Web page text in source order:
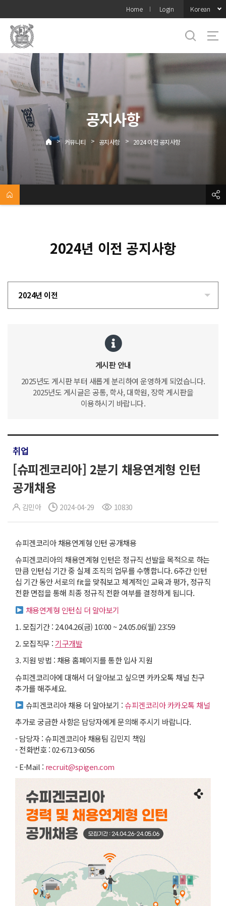
메뉴
Home Login Korean
공지사항
> 커뮤니티 > 공지사항 > 2024 이전 공지사항
2024년 이전 공지사항
2024년 이전
게시판 안내
2025년도 게시판 부터 새롭게 분리하여 운영하게 되었습니다.
2025년도 게시글은 공통, 학사, 대학원, 장학 게시판을
이용하시기 바랍니다.
취업
[슈피겐코리아] 2분기 채용연계형 인턴
공개채용
김민아 2024-04-29 10830
슈피겐코리아 채용연계형 인턴 공개채용
슈피겐코리아의 채용연계형 인턴은 정규직 선발을 목적으로 하는
만큼 인턴십 기간 중 실제 조직의 업무를 수행합니다. 6주간 인턴
십 기간 동안 서로의 fit을 맞춰보고 체계적인 교육과 평가, 정규직
전환 면접을 통해 최종 정규직 전환 여부를 결정하게 됩니다.
채용연계형 인턴십 더 알아보기
1. 모집기간 : 24.04.26(금) 10:00 ~ 24.05.06(월) 23:59
2. 모집직무 :기구개발
3. 지원 방법 : 채용 홈페이지를 통한 입사 지원
슈피겐코리아에 대해서 더 알아보고 싶으면 카카오톡 채널 친구
추가를 해주세요.
슈피겐코리아 채용 더 알아보기 :슈피겐코리아 카카오톡 채널
추가로 궁금한 사항은 담당자에게 문의해 주시기 바랍니다.
- 담당자 : 슈피겐코리아 채용팀 김민지 책임
- 전화번호 : 02-6713-6056
- E-Mail : recruit@spigen.com